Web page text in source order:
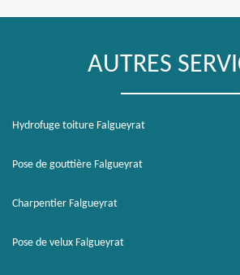
AUTRES
Hydrofuge toiture Falgueyrat
Pose de gouttière Falgueyrat
Charpentier Falgueyrat
Pose de velux Falgueyrat